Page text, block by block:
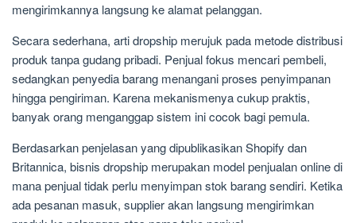
mengirimkannya langsung ke alamat pelanggan.
Secara sederhana, arti dropship merujuk pada metode distribusi
produk tanpa gudang pribadi. Penjual fokus mencari pembeli,
sedangkan penyedia barang menangani proses penyimpanan
hingga pengiriman. Karena mekanismenya cukup praktis,
banyak orang menganggap sistem ini cocok bagi pemula.
Berdasarkan penjelasan yang dipublikasikan Shopify dan
Britannica, bisnis dropship merupakan model penjualan online di
mana penjual tidak perlu menyimpan stok barang sendiri. Ketika
ada pesanan masuk, supplier akan langsung mengirimkan